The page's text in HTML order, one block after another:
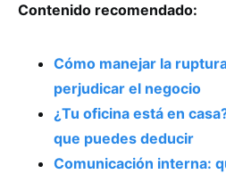
Contenido recomendado:
Cómo manejar la
perjudicar el negocio
¿Tu oficina está en
que puedes deducir
Comunicación interna: